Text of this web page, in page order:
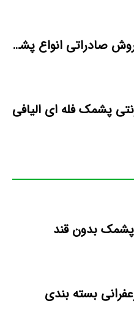
بازار اینترنتی فروش صادراتی انواع پشمک الیافی/شکلاتی
پشمک فله ای الیافی
پشمک بدون قند
بسته بندی